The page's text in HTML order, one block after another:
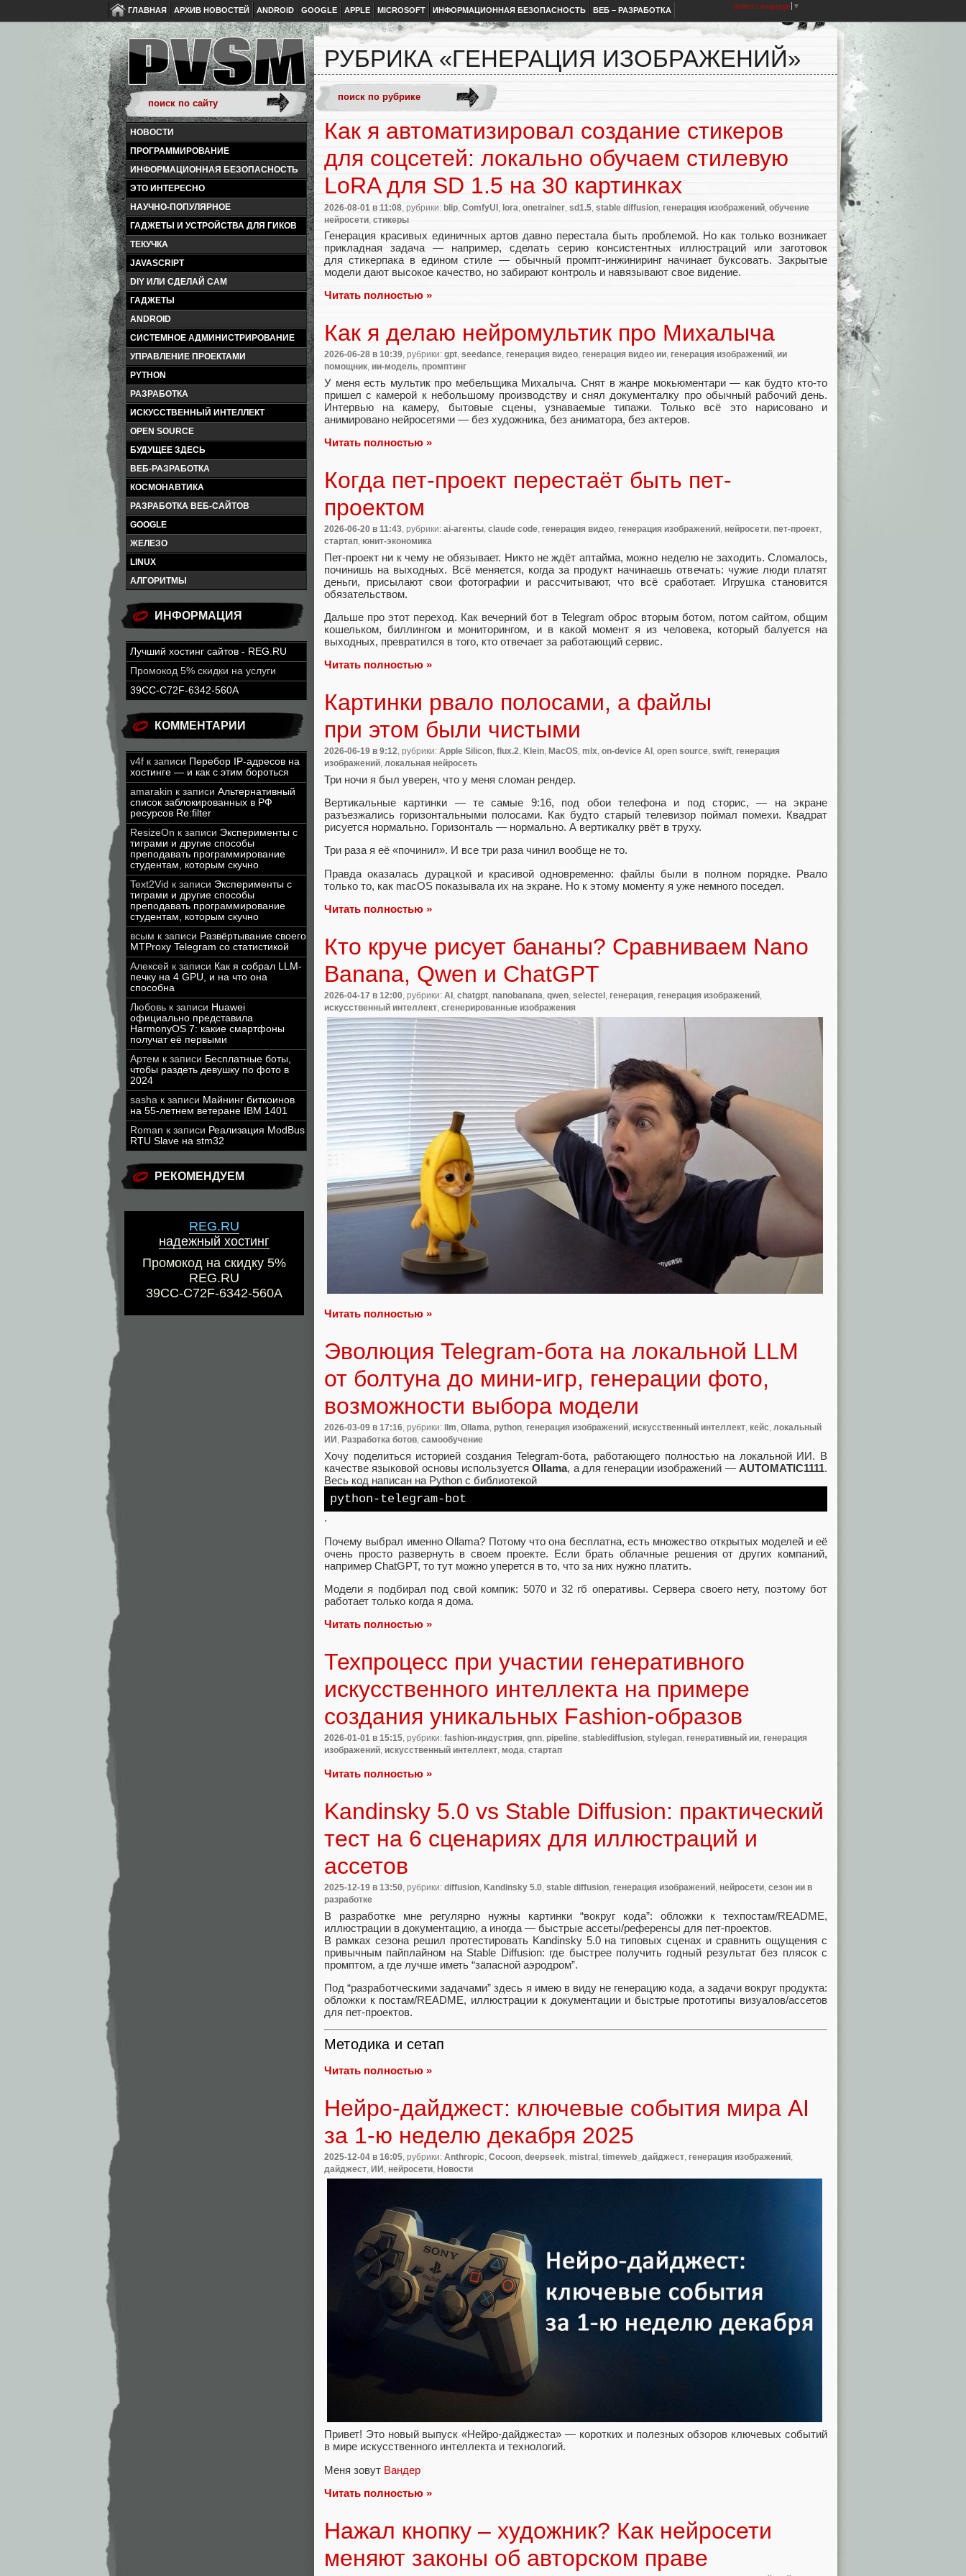
ГЛАВНАЯ АРХИВ НОВОСТЕЙ ANDROID GOOGLE APPLE MICROSOFT ИНФОРМАЦИОННАЯ БЕЗОПАСНОСТЬ ВЕБ – РАЗРАБОТКА Select Language ▼
НОВОСТИ
ПРОГРАММИРОВАНИЕ
ИНФОРМАЦИОННАЯ БЕЗОПАСНОСТЬ
ЭТО ИНТЕРЕСНО
НАУЧНО-ПОПУЛЯРНОЕ
ГАДЖЕТЫ И УСТРОЙСТВА ДЛЯ ГИКОВ
ТЕКУЧКА
JAVASCRIPT
DIY ИЛИ СДЕЛАЙ САМ
ГАДЖЕТЫ
ANDROID
СИСТЕМНОЕ АДМИНИСТРИРОВАНИЕ
УПРАВЛЕНИЕ ПРОЕКТАМИ
PYTHON
РАЗРАБОТКА
ИСКУССТВЕННЫЙ ИНТЕЛЛЕКТ
OPEN SOURCE
БУДУЩЕЕ ЗДЕСЬ
ВЕБ-РАЗРАБОТКА
КОСМОНАВТИКА
РАЗРАБОТКА ВЕБ-САЙТОВ
GOOGLE
ЖЕЛЕЗО
LINUX
АЛГОРИТМЫ
ИНФОРМАЦИЯ
Лучший хостинг сайтов - REG.RU
Промокод 5% скидки на услуги
39CC-C72F-6342-560A
КОММЕНТАРИИ
v4f к записи Перебор IP-адресов на
хостинге — и как с этим бороться
amarakin к записи Альтернативный
список заблокированных в РФ
ресурсов Re:filter
ResizeOn к записи Эксперименты с
тиграми и другие способы
преподавать программирование
студентам, которым скучно
Text2Vid к записи Эксперименты с
тиграми и другие способы
преподавать программирование
студентам, которым скучно
всым к записи Развёртывание своего
MTProxy Telegram со статистикой
Алексей к записи Как я собрал LLM-
печку на 4 GPU, и на что она
способна
Любовь к записи Huawei
официально представила
HarmonyOS 7: какие смартфоны
получат её первыми
Артем к записи Бесплатные боты,
чтобы раздеть девушку по фото в
2024
sasha к записи Майнинг биткоинов
на 55-летнем ветеране IBM 1401
Roman к записи Реализация ModBus
RTU Slave на stm32
РЕКОМЕНДУЕМ
REG.RU
надежный хостинг
Промокод на скидку 5%
REG.RU
39CC-C72F-6342-560A
РУБРИКА «ГЕНЕРАЦИЯ ИЗОБРАЖЕНИЙ»
Как я автоматизировал создание стикеров
для соцсетей: локально обучаем стилевую
LoRA для SD 1.5 на 30 картинках
2026-08-01 в 11:08 , рубрики: blip ComfyUI lora onetrainer sd1.5 stable diffusion генерация изображений обучение
нейросети стикеры
Генерация красивых единичных артов давно перестала быть проблемой. Но как только возникает
прикладная задача — например, сделать серию консистентных иллюстраций или заготовок
для стикерпака в едином стиле — обычный промпт‑инжиниринг начинает буксовать. Закрытые
модели дают высокое качество, но забирают контроль и навязывают свое видение.
Читать полностью »
Как я делаю нейромультик про Михалыча
2026-06-28 в 10:39, рубрики: gpt, seedance, генерация видео, генерация видео ии, генерация изображений, ии
помощник, ии-модель, промптинг
У меня есть мультик про мебельщика Михалыча. Снят в жанре мокьюментари — как будто кто‑то
пришел с камерой к небольшому производству и снял документалку про обычный рабочий день.
Интервью на камеру, бытовые сцены, узнаваемые типажи. Только всё это нарисовано и
анимировано нейросетями — без художника, без аниматора, без актеров.
Читать полностью »
Когда пет-проект перестаёт быть пет-
проектом
2026-06-20 в 11:43, рубрики: ai-агенты, claude code, генерация видео, генерация изображений, нейросети, пет-проект,
стартап, юнит-экономика
Пет-проект ни к чему не обязывает. Никто не ждёт аптайма, можно неделю не заходить. Сломалось,
починишь на выходных. Всё меняется, когда за продукт начинаешь отвечать: чужие люди платят
деньги, присылают свои фотографии и рассчитывают, что всё сработает. Игрушка становится
обязательством.
Дальше про этот переход. Как вечерний бот в Telegram оброс вторым ботом, потом сайтом, общим
кошельком, биллингом и мониторингом, и в какой момент я из человека, который балуется на
выходных, превратился в того, кто отвечает за работающий сервис.
Читать полностью »
Картинки рвало полосами, а файлы
при этом были чистыми
2026-06-19 в 9:12, рубрики: Apple Silicon, flux.2, Klein, MacOS, mlx, on-device AI , open source, swift, генерация
изображений, локальная нейросеть
Три ночи я был уверен, что у меня сломан рендер.
Вертикальные картинки — те самые 9:16, под обои телефона и под сторис, — на экране
разъезжались горизонтальными полосами. Как будто старый телевизор поймал помехи. Квадрат
рисуется нормально. Горизонталь — нормально. А вертикалку рвёт в труху.
Три раза я её «починил». И все три раза чинил вообще не то.
Правда оказалась дурацкой и красивой одновременно: файлы были в полном порядке. Рвало
только то, как macOS показывала их на экране. Но к этому моменту я уже немного поседел.
Читать полностью »
Кто круче рисует бананы? Сравниваем Nano
Banana, Qwen и ChatGPT
2026-04-17 в 12:00, рубрики: AI, chatgpt, nanobanana, qwen, selectel, генерация, генерация изображений,
искусственный интеллект, сгенерированные изображения
Читать полностью »
Эволюция Telegram-бота на локальной LLM
от болтуна до мини-игр, генерации фото,
возможности выбора модели
2026-03-09 в 17:16, рубрики: llm, Ollama, python, генерация изображений, искусственный интеллект, кейс, локальный
ИИ , Разработка ботов, самообучение
Хочу поделиться историей создания Telegram-бота, работающего полностью на локальной ИИ. В
качестве языковой основы используетсяOllama, а для генерации изображений —AUTOMATIC1111.
Весь код написан на Python с библиотекой
python-telegram-bot
.
Почему выбрал именно Ollama? Потому что она бесплатна, есть множество открытых моделей и её
очень просто развернуть в своем проекте. Если брать облачные решения от других компаний,
например ChatGPT, то тут можно уперется в то, что за них нужно платить.
Модели я подбирал под свой компик: 5070 и 32 гб оперативы. Сервера своего нету, поэтому бот
работает только когда я дома.
Читать полностью »
Техпроцесс при участии генеративного
искусственного интеллекта на примере
создания уникальных Fashion-образов
2026-01-01 в 15:15, рубрики: fashion-индустрия, gnn, pipeline, stablediffusion, stylegan, генеративный ии, генерация
изображений, искусственный интеллект, мода, стартап
Читать полностью »
Kandinsky 5.0 vs Stable Diffusion: практический
тест на 6 сценариях для иллюстраций и
ассетов
2025-12-19 в 13:50, рубрики: diffusion, Kandinsky 5.0, stable diffusion, генерация изображений, нейросети, сезон ии в
разработке
В разработке мне регулярно нужны картинки “вокруг кода”: обложки к техпостам/README,
иллюстрации в документацию, а иногда — быстрые ассеты/референсы для пет-проектов.
В рамках сезона решил протестировать Kandinsky 5.0 на типовых сценах и сравнить ощущения с
привычным пайплайном на Stable Diffusion: где быстрее получить годный результат без плясок с
промптом, а где лучше иметь “запасной аэродром”.
Под “разработческими задачами” здесь я имею в виду не генерацию кода, а задачи вокруг продукта:
обложки к постам/README, иллюстрации к документации и быстрые прототипы визуалов/ассетов
для пет-проектов.
Методика и сетап
Читать полностью »
Нейро-дайджест: ключевые события мира AI
за 1-ю неделю декабря 2025
2025-12-04 в 16:05 , рубрики: Anthropic Cocoon deepseek mistral timeweb_дайджест генерация изображений
дайджест ИИ нейросети Новости
Привет! Это новый выпуск «Нейро-дайджеста» — коротких и полезных обзоров ключевых событий
в мире искусственного интеллекта и технологий.
Меня зовут Вандер
Читать полностью »
Нажал кнопку – художник? Как нейросети
меняют законы об авторском праве